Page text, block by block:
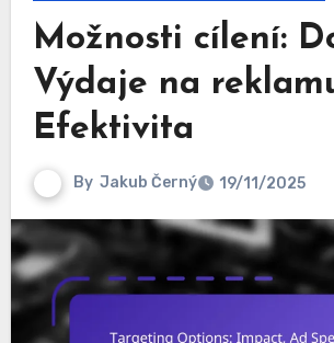
Možnosti cílení:
Výdaje na
Efektivita
By Jakub Černý 19/11/2025